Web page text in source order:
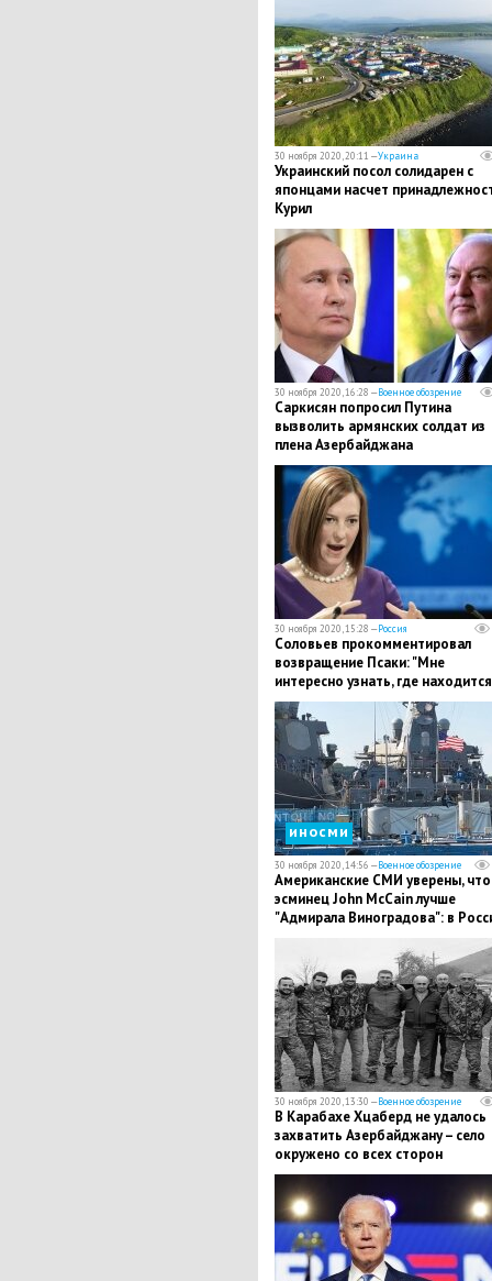
30 ноября 2020, 20:11 —Украина
Украинский посол солидарен с
японцами насчет
Курил
30 ноября 2020, 16:28 —Военное обозрение
Саркисян попросил Путина
вызволить армянских солдат из
плена Азербайджана
30 ноября 2020, 15:28 —Россия
​Соловьев прокомментировал
возвращение Псаки: "Мне
интересно узнать, где находится
Белорусское море"
иносми
30 ноября 2020, 14:56 —Военное обозрение
​Американские СМИ уверены, что
эсминец John McCain лучше
"Адмирала Виноградова": в
30 ноября 2020, 13:30 —Военное обозрение
В Карабахе Хцаберд не удалось
захватить Азербайджану – село
окружено со всех сторон